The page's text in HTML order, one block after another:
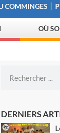
COMMINGES
OÙ
DERNIERS